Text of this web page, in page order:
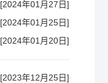
[2024年01月27日]
[2024年01月25日]
[2024年01月20日]
[2023年12月25日]